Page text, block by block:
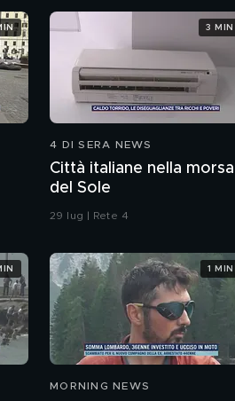
4 DI SERA NEWS
Città italiane nella morsa
del Sole
29 lug | Rete 4
3 MIN
MORNING NEWS
1 MIN